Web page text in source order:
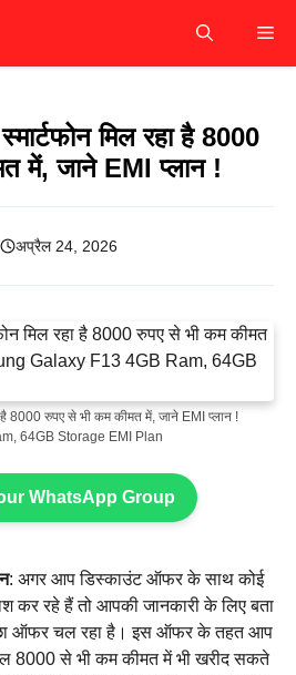
मिल रहा है 8000
में, जाने EMI प्लान !
अप्रैल 24, 2026
है 8000 रुपए से भी कम कीमत में, जाने EMI प्लान !
64GB Storage EMI Plan
WhatsApp Group
: अगर आप डिस्काउंट ऑफर के साथ कोई
कर रहे हैं तो आपकी जानकारी के लिए बता
ऑफर चल रहा है। इस ऑफर के तहत आप
8000 से भी कम कीमत में भी खरीद सकते